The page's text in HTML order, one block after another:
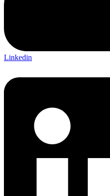
Linkedin